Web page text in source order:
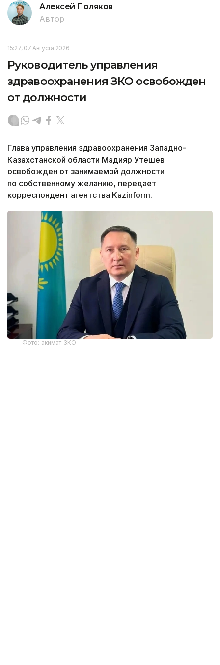
Алексей Поляков
Автор
15:27, 07 Августа 2026
Руководитель управления
здравоохранения ЗКО освобожден
от должности
Глава управления здравоохранения Западно-
Казахстанской области Мадияр Утешев
освобожден от занимаемой должности
по собственному желанию, передает
корреспондент агентства Kazinform.
Фото: акимат ЗКО